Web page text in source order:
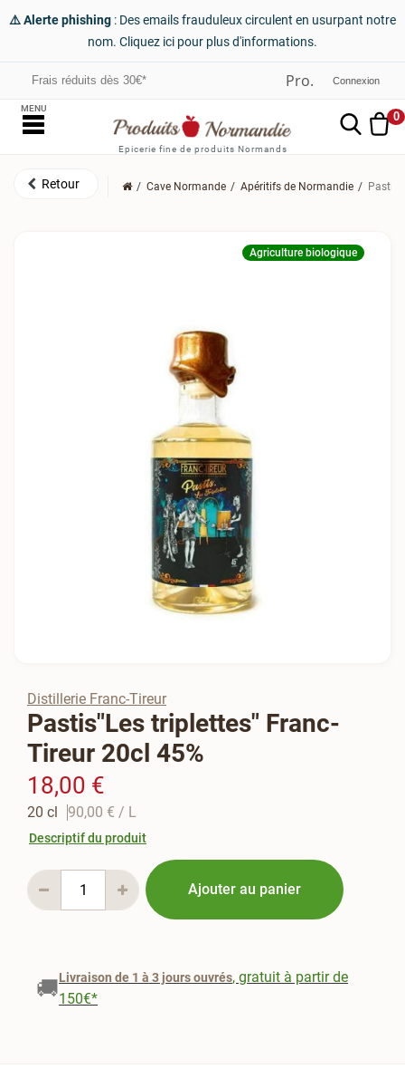
⚠️ Alerte phishing : Des emails frauduleux circulent en usurpant notre
nom. Cliquez ici pour plus d'informations.
Frais réduits dès 30€* Connexion
Epicerie fine de produits Normands
0
MENU
Cave Normande Apéritifs de Normandie
Agriculture biologique
Distillerie Franc-Tireur
Pastis"Les triplettes" Franc-
Tireur 20cl 45%
18,00 €
20 cl 90,00 € / L
Descriptif du produit
Ajouter au panier
🚚Livraison de 1 à 3 jours ouvrés, gratuit à partir de
150€*